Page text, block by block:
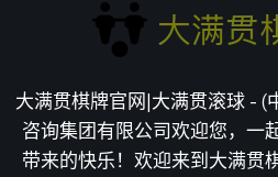
大满贯棋牌官网|大满贯滚球 - (
咨询集团有限公司欢迎您，一
带来的快乐！欢迎来到大满贯